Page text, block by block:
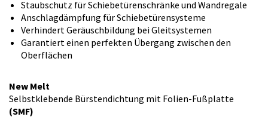
Staubschutz für Schiebetürenschränke und Wandregale
Anschlagdämpfung für Schiebetürensysteme
Verhindert Geräuschbildung bei Gleitsystemen
Garantiert einen perfekten Übergang zwischen den
Oberflächen
New Melt
Selbstklebende Bürstendichtung mit Folien-Fußplatte
(SMF)